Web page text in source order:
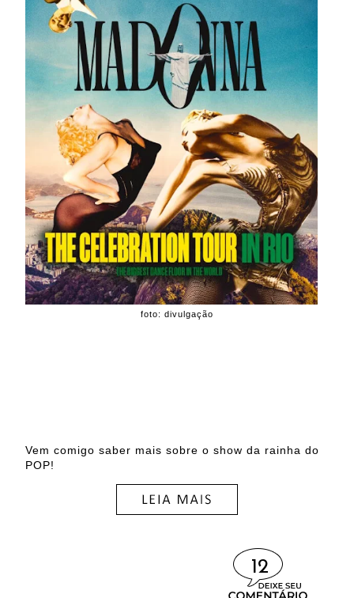
foto: divulgação
Vem comigo saber mais sobre o show da rainha do
POP!
12